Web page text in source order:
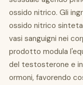
ossido nitrico. Gli
ossido nitrico
vasi sanguigni nei
prodotto modula
del testosterone e
ormoni, favorendo